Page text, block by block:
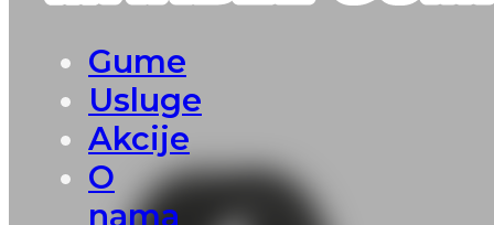
Gume
Usluge
Akcije
O
nama